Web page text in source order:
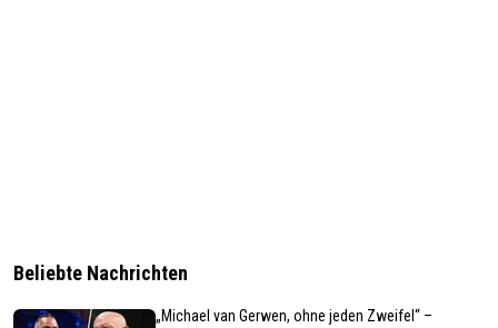
Beliebte Nachrichten
„Michael van Gerwen, ohne jeden Zweifel“ –